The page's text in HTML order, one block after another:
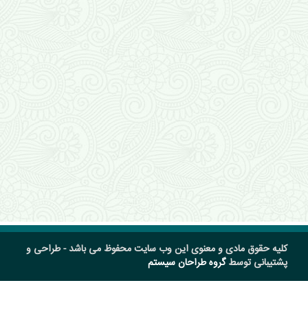
کلیه حقوق مادی و معنوی این وب سایت محفوظ می باشد - طراحی و
پشتیبانی توسطگروه طراحان سیستم